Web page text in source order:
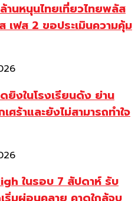
นหนุนไทยเที่ยวไทยพลัส
เฟส 2 ขอประเมินความคุ้ม
ยิงในโรงเรียนดัง ย่าน
ศร้าและยังไม่สามารถทำใจ
ในรอบ 7 สัปดาห์ รับ